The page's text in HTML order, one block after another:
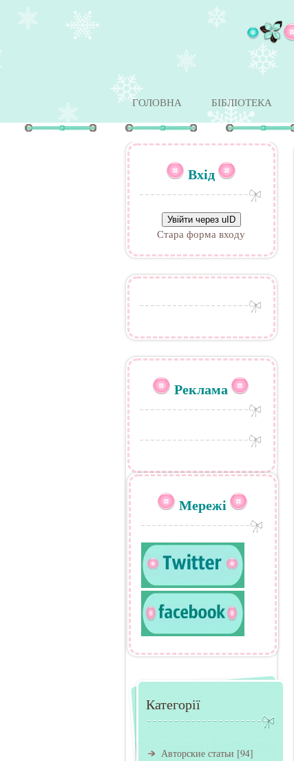
ГОЛОВНА БІБЛІОТЕКА
Вхід
Увійти через uID
Стара форма входу
Реклама
Мережі
Категорії
Авторские статьи [94]